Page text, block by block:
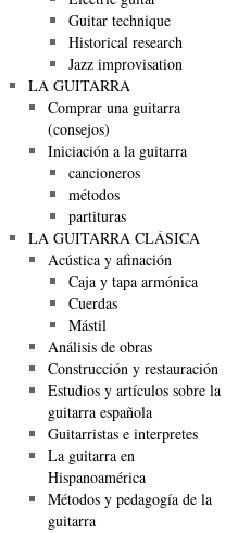
Guitar technique
Historical research
Jazz improvisation
LA GUITARRA
Comprar una guitarra
(consejos)
Iniciación a la guitarra
cancioneros
métodos
partituras
LA GUITARRA CLÁSICA
Acústica y afinación
Caja y tapa armónica
Cuerdas
Mástil
Análisis de obras
Construcción y restauración
Estudios y artículos sobre la
guitarra española
Guitarristas e interpretes
La guitarra en
Hispanoamérica
Métodos y pedagogía de la
guitarra